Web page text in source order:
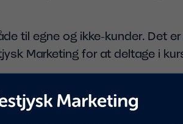
til egne og ikke-kunder. Det
Marketing for at deltage i
mulighed for at stille spørgsmål
sker efter først-til-mølle-